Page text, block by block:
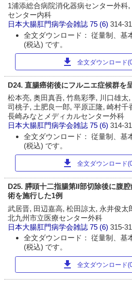
1浦添総合病院消化器病センター外科
センター内科
日本大腸肛門病学会雑誌 75 (6)314-
全文ダウンロード： 従量制、基
(税込) です。
download 全文ダウンロード
D24. 直腸癌術後にフルニエ症候群を
松本亮, 奥田真吾, 竹島彩季, 川口雄太
司桃子, 土肥良一郎, 平原正隆, 崎村千
長崎みなとメディカルセンター外科
日本大腸肛門病学会雑誌 75 (6)314-
全文ダウンロード： 従量制、基
(税込) です。
download 全文ダウンロード
D25. 膵頭十二指腸第II部切除後に腹
術を施行した1例
武居晋, 田辺嘉高, 松田諒太, 永井俊太
北九州市立医療センター外科
日本大腸肛門病学会雑誌 75 (6)315-
全文ダウンロード： 従量制、基
(税込) です。
download 全文ダウンロード